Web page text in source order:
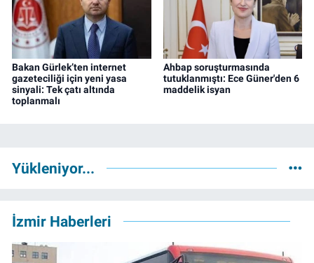
Bakan Gürlek’ten internet
gazeteciliği için yeni yasa
sinyali: Tek çatı altında
toplanmalı
Ahbap soruşturmasında
tutuklanmıştı: Ece Güner'den 6
maddelik isyan
Yükleniyor...
İzmir Haberleri